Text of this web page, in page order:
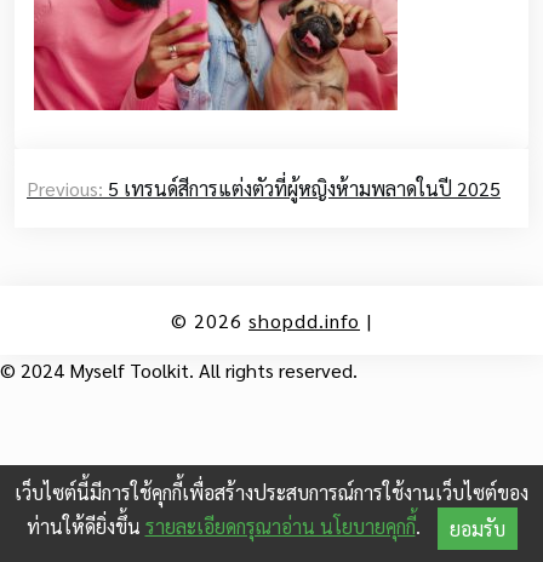
navigation
Previous: 5 เทรนด์สีการแต่งตัวที่ผู้หญิงห้ามพลาดในปี 2025
© 2026 shopdd.info |
© 2024 Myself Toolkit. All rights reserved.
เว็บไซต์นี้มีการใช้คุกกี้เพื่อสร้างประสบการณ์การใช้งานเว็บไซต์ของ
ท่านให้ดียิ่งขึ้น รายละเอียดกรุณาอ่าน นโยบายคุกกี้. ยอมรับ